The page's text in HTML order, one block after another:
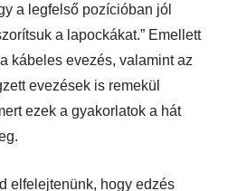
a legfelső pozícióban jól
a lapockákat.” Emellett
kábeles evezés, valamint az
evezések is remekül
ezek a gyakorlatok a hát
elfelejtenünk, hogy edzés